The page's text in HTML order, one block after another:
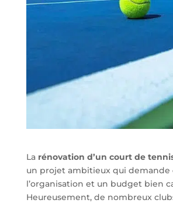
La rénovation d’un court de
un projet ambitieux qui demande
l’organisation et un budget bien
Heureusement, de nombreux